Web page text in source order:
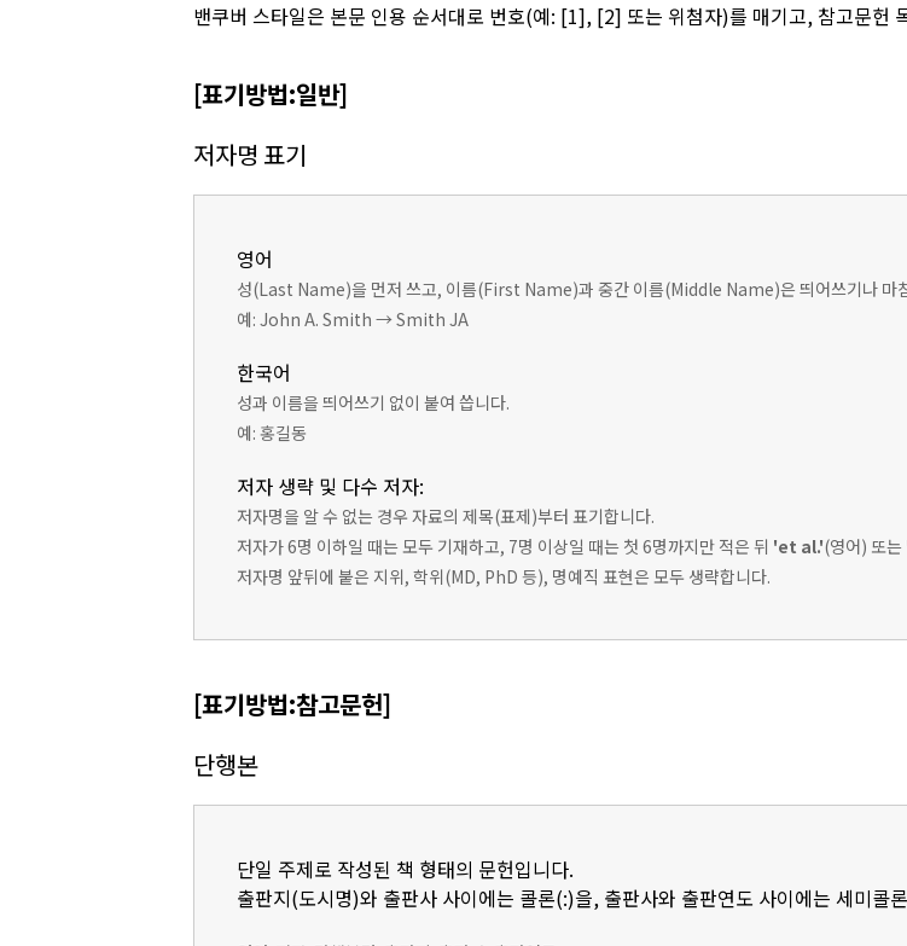
밴쿠버 스타일은 본문 인용 순서대로 번호(예: [1], [2] 또는 위첨자)를 매기고, 참고문헌
[표기방법:일반]
저자명 표기
영어
성(Last Name)을 먼저 쓰고, 이름(First Name)과 중간 이름(Middle Name)은 띄어쓰기나 마
예: John A. Smith → Smith JA
한국어
성과 이름을 띄어쓰기 없이 붙여 씁니다.
예: 홍길동
저자 생략 및 다수 저자:
저자명을 알 수 없는 경우 자료의 제목(표제)부터 표기합니다.
저자가 6명 이하일 때는 모두 기재하고, 7명 이상일 때는 첫 6명까지만 적은 뒤 'et al.'(영어) 또는
저자명 앞뒤에 붙은 지위, 학위(MD, PhD 등), 명예직 표현은 모두 생략합니다.
[표기방법:참고문헌]
단행본
단일 주제로 작성된 책 형태의 문헌입니다.
출판지(도시명)와 출판사 사이에는 콜론(:)을, 출판사와 출판연도 사이에는 세미콜